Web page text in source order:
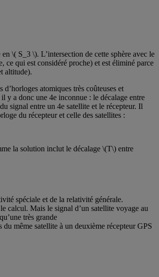
\( S_3 \). L’intersection de cette sphère avec le
ce qui est considéré proche) et est éliminé parce
altitude).
atomiques très coûteuses et
y a donc une 4e inconnue : le décalage entre
signal entre un 4e satellite et le récepteur. Il
du récepteur et celle des satellites :
la solution inclut le décalage \(T\) entre
spéciale et de la relativité générale.
calcul. Mais le signal d’un satellite voyage au
très grande
même satellite à un deuxième récepteur GPS